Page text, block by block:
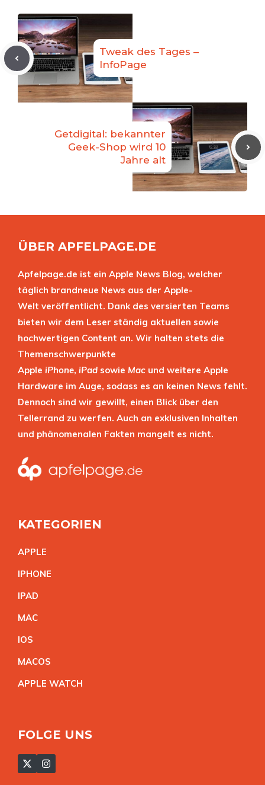
Tweak des Tages –
InfoPage
Getdigital: bekannter
Geek-Shop wird 10
Jahre alt
ÜBER APFELPAGE.DE
Apfelpage.de ist ein Apple News Blog, welcher
täglich brandneue News aus der Apple-
Welt veröffentlicht. Dank des versierten Teams
bieten wir dem Leser ständig aktuellen sowie
hochwertigen Content an. Wir halten stets die
Themenschwerpunkte
Apple iPhone, iPad sowie Mac und weitere Apple
Hardware im Auge, sodass es an keinen News fehlt.
Dennoch sind wir gewillt, einen Blick über den
Tellerrand zu werfen. Auch an exklusiven Inhalten
und phänomenalen Fakten mangelt es nicht.
KATEGORIEN
APPLE
IPHONE
IPAD
MAC
IOS
MACOS
APPLE WATCH
FOLGE UNS